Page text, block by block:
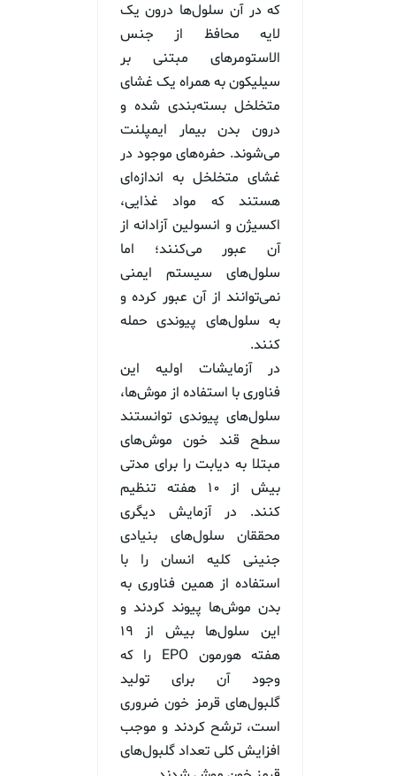
که در آن سلول‌ها درون یک
لایه محافظ از جنس
الاستومرهای مبتنی بر
سیلیکون به همراه یک غشای
متخلخل بسته‌بندی شده و
درون بدن بیمار ایمپلنت
می‌شوند. حفره‌های موجود در
غشای متخلخل به اندازه‌ای
هستند که مواد غذایی،
اکسیژن و انسولین آزادانه از
آن عبور می‌کنند؛ اما
سلول‌های سیستم ایمنی
نمی‌توانند از آن عبور کرده و
به سلول‌های پیوندی حمله
کنند.
در آزمایشات اولیه این
فناوری با استفاده از موش‌ها،
سلول‌های پیوندی توانستند
سطح قند خون موش‌های
مبتلا به دیابت را برای مدتی
بیش از ۱۰ هفته تنظیم
کنند. در آزمایش دیگری
محققان سلول‌های بنیادی
جنینی کلیه انسان را با
استفاده از همین فناوری به
بدن موش‌ها پیوند کردند و
این سلول‌ها بیش از ۱۹
هفته هورمون EPO را که
وجود آن برای تولید
گلبول‌های قرمز خون ضروری
است، ترشح کردند و موجب
افزایش کلی تعداد گلبول‌های